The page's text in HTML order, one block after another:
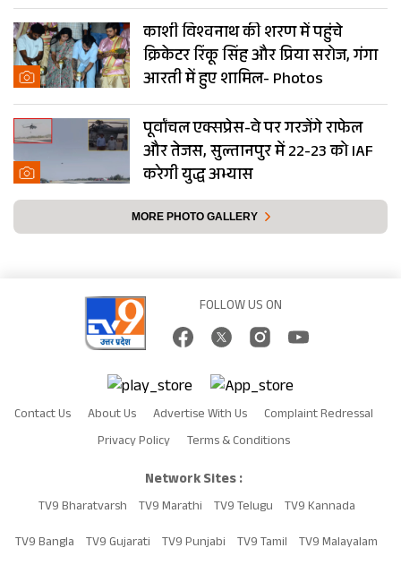
काशी विश्वनाथ की शरण में पहुंचे
क्रिकेटर रिंकू सिंह और प्रिया सरोज, गंगा
आरती में हुए शामिल- Photos
पूर्वांचल एक्सप्रेस-वे पर गरजेंगे राफेल
और तेजस, सुल्तानपुर में 22-23 को IAF
करेगी युद्ध अभ्यास
MORE PHOTO GALLERY
FOLLOW US ON
Contact Us About Us Advertise With Us
Complaint Redressal
Privacy Policy
Terms & Conditions
Network Sites :
TV9 Bharatvarsh TV9 Marathi TV9 Telugu TV9 Kannada
TV9 Bangla TV9 Gujarati TV9 Punjabi TV9 Tamil TV9 Malayalam